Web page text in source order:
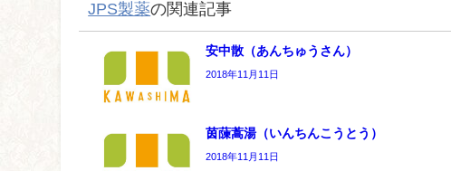
JPS製薬の関連記事
安中散（あんちゅうさん）
2018年11月11日
茵蔯蒿湯（いんちんこうとう）
2018年11月11日